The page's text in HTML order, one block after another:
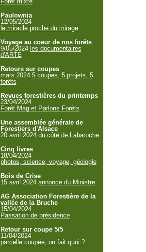
Paulownia
12/05/2024
le miracle proche du mirage
Voyage au coeur de nos forêts
9/05/2024 les documentaires
d'ARTE
Retours sur coupes
mars 2024 5 coupes, 5 projets, 5
forêts
Revues forestières du printemps
23/04/2024
Forêt Mag et Parlons Forêts
Une assemblée générale de
Forestiers d'Alsace
20 avril 2024 du côté de Labaroche
Cinq livres
18/04/2024
photos, science, voyage, géologie
Bois de Crise
15 avril 2024 annonce du Ministre
AG Association Forestière de la
vallée de la Bruche
15/04/2024
Passation de présidence
Retour sur coupe 5/5
11/04/2024
parcelle coupée, on fait quoi ?